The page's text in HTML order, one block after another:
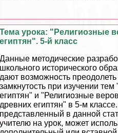
Тема урока: "Религиозные
египтян". 5-й класс
Данные методические
школьного исторического
дают возможность
замкнутость при изучении
египтян" и "Религиозные
древних египтян" в 5-м
представленный в данной
учителю на урок, может